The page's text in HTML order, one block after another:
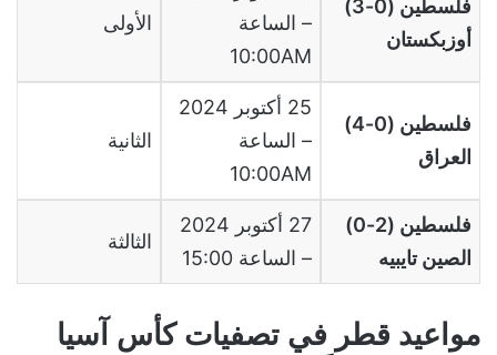
فلسطين (0-3)
أوزبكستان
– الساعة
10:00AM
الأولى
فلسطين (0-4)
العراق
25 أكتوبر 2024
– الساعة
10:00AM
الثانية
فلسطين (2-0)
الصين تايبيه
27 أكتوبر 2024
– الساعة 15:00
الثالثة
مواعيد قطر في تصفيات كأس آسيا